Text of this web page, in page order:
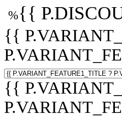
%{{
{{
{{